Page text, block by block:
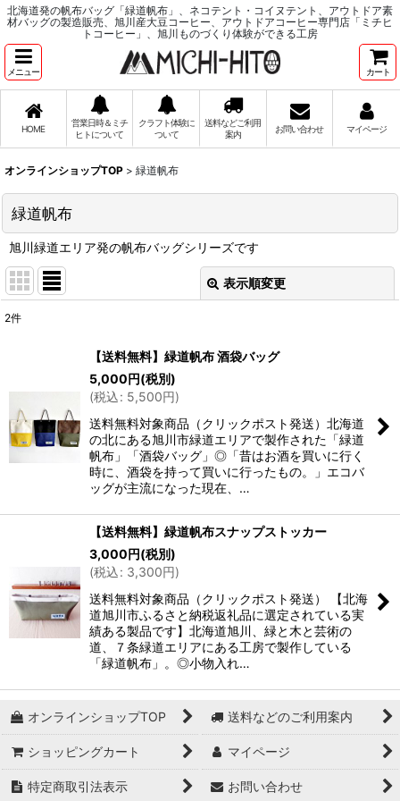
北海道発の帆布バッグ「緑道帆布」、ネコテント・コイヌテント、アウトドア素
材バッグの製造販売、旭川産大豆コーヒー、アウトドアコーヒー専門店「ミチヒ
トコーヒー」、旭川ものづくり体験ができる工房
メニュー カート
HOME
営業日時＆ミチ
ヒトについて
クラフト体験に
ついて
送料などご利用
案内
お問い合わせ マイページ
オンラインショップTOP > 緑道帆布
緑道帆布
旭川緑道エリア発の帆布バッグシリーズです
表示順変更
並び順:
絞り込む
2件
【送料無料】緑道帆布 酒袋バッグ
5,000円(税別)
(税込: 5,500円)
送料無料対象商品（クリックポスト発送）北海道
の北にある旭川市緑道エリアで製作された「緑道
帆布」「酒袋バッグ」◎「昔はお酒を買いに行く
時に、酒袋を持って買いに行ったもの。」エコバ
ッグが主流になった現在、…
【送料無料】緑道帆布スナップストッカー
3,000円(税別)
(税込: 3,300円)
送料無料対象商品（クリックポスト発送） 【北海
道旭川市ふるさと納税返礼品に選定されている実
績ある製品です】北海道旭川、緑と木と芸術の
道、７条緑道エリアにある工房で製作している
「緑道帆布」。◎小物入れ…
オンラインショップTOP 送料などのご利用案内
ショッピングカート マイページ
特定商取引法表示 お問い合わせ